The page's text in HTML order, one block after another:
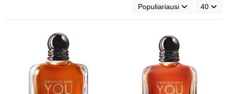
Populiariausi 40